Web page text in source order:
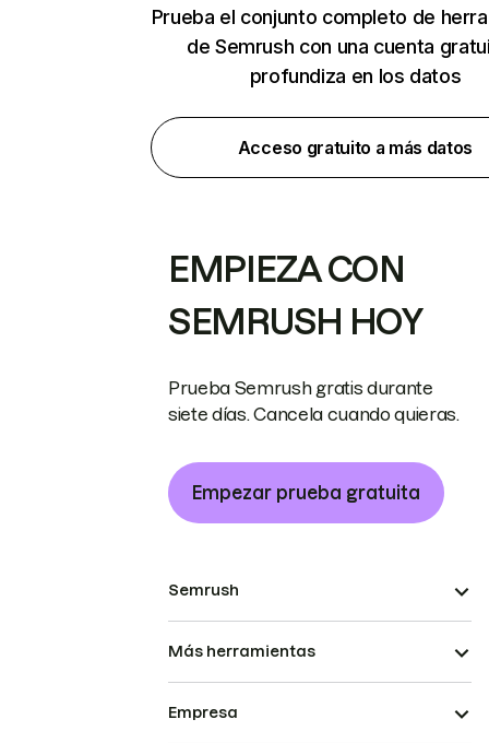
Prueba el conjunto completo de
de Semrush con una cuenta
profundiza en los datos
Acceso gratuito a más datos
EMPIEZA CON
SEMRUSH HOY
Prueba Semrush gratis durante
siete días. Cancela cuando quieras.
Empezar prueba gratuita
Semrush
Más herramientas
Empresa